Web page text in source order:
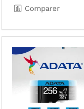
Comparer